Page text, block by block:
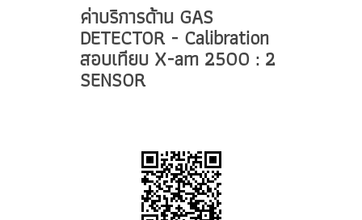
ค่าบริการด้าน GAS
DETECTOR - Calibration
สอบเทียบ X-am 2500 : 2
SENSOR